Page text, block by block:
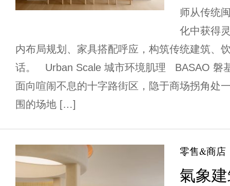
师从传统
化中获得
内布局规划、家具搭配呼应，构筑传统建筑、
话。 Urban Scale 城市环境肌理 BASAO 磐
⾯向喧闹不息的⼗字路街区，隐于商场拐⻆处
围的场地 […]
零售&商店
氣象建